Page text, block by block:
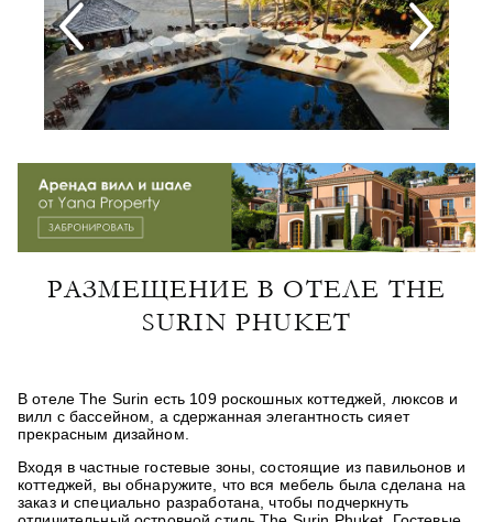
РАЗМЕЩЕНИЕ В ОТЕЛЕ THE
SURIN PHUKET
В отеле The Surin есть 109 роскошных коттеджей, люксов и
вилл с бассейном, а сдержанная элегантность сияет
прекрасным дизайном.
Входя в частные гостевые зоны, состоящие из павильонов и
коттеджей, вы обнаружите, что вся мебель была сделана на
заказ и специально разработана, чтобы подчеркнуть